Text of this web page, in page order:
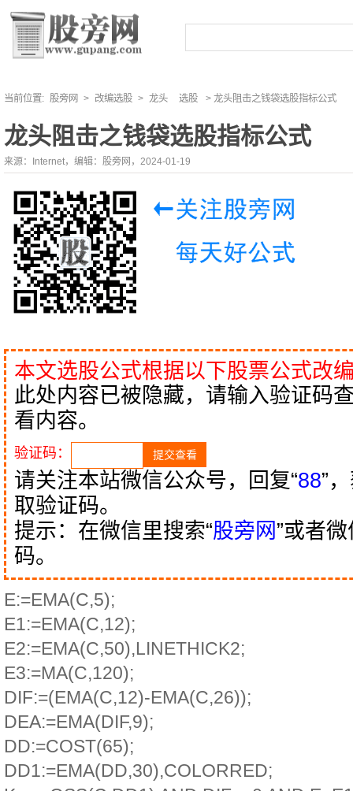
当前位置: 股旁网 > 改编选股 > 龙头 选股 > 龙头阻击之钱袋选股指标公式
龙头阻击之钱袋选股指标公式
来源：Internet，编辑：股旁网，2024-01-19
本文选股公式根据以下股票公式改
此处内容已被隐藏，请输入验证码
看内容。
验证码：
请关注本站微信公众号，回复“88”
取验证码。
提示：在微信里搜索“股旁网 ”或者
码。
E:=EMA(C,5);
E1:=EMA(C,12);
E2:=EMA(C,50),LINETHICK2;
E3:=MA(C,120);
DIF:=(EMA(C,12)-EMA(C,26));
DEA:=EMA(DIF,9);
DD:=COST(65);
DD1:=EMA(DD,30),COLORRED;